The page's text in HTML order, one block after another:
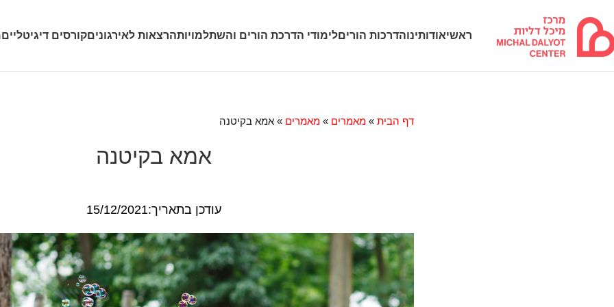
ראשיאודותינוהדרכות הוריםלימודי הדרכת הורים והשתלמויותהרצאות לאירגוניםקורסים דיגיטליים
דף הבית » מאמרים » מאמרים » אמא בקיטנה
אמא בקיטנה
עודכן בתאריך:15/12/2021